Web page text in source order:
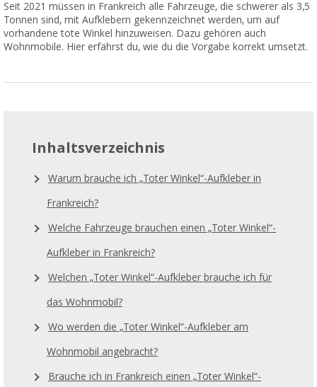
Seit 2021 müssen in Frankreich alle Fahrzeuge, die schwerer als 3,5
Tonnen sind, mit Aufklebern gekennzeichnet werden, um auf
vorhandene tote Winkel hinzuweisen. Dazu gehören auch
Wohnmobile. Hier erfährst du, wie du die Vorgabe korrekt umsetzt.
Inhaltsverzeichnis
Warum brauche ich „Toter Winkel“-Aufkleber in
Frankreich?
Welche Fahrzeuge brauchen einen „Toter Winkel“-
Aufkleber in Frankreich?
Welchen „Toter Winkel“-Aufkleber brauche ich für
das Wohnmobil?
Wo werden die „Toter Winkel“-Aufkleber am
Wohnmobil angebracht?
Brauche ich in Frankreich einen „Toter Winkel“-